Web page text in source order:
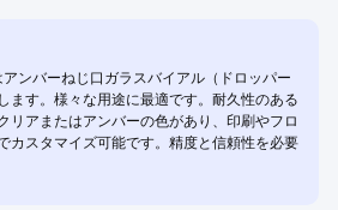
ンバーねじ口ガラスバイアル（ドロッパー
ます。様々な用途に最適です。耐久性のある
リアまたはアンバーの色があり、印刷やフロ
カスタマイズ可能です。精度と信頼性を必要